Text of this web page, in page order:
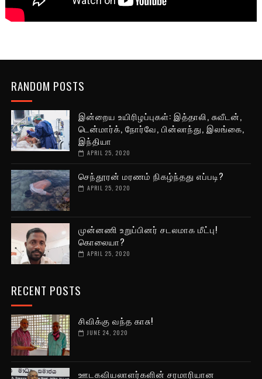
RANDOM POSTS
இன்றைய உயிரிழப்புகள்: இத்தாலி, சுவீடன்,
டென்மார்க், நோர்வே, பின்லாந்து, இலங்கை,
இந்தியா
APRIL 25, 2020
செந்தூரன் மரணம் நிகழ்ந்தது எப்படி?
APRIL 25, 2020
முன்னணி உறுப்பினர் சடலமாக மீட்பு!
கொலையா?
APRIL 25, 2020
RECENT POSTS
சிவிக்கு வந்த காசு!
JUNE 24, 2020
ஊடகவியலாளர்களின் சரமாரியான